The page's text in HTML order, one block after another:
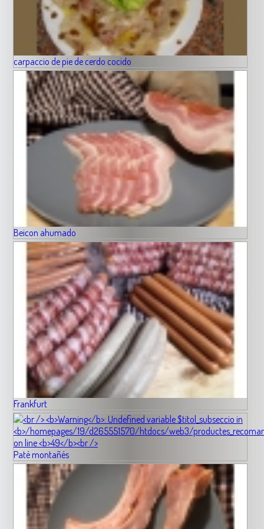
carpaccio de pie de cerdo cocido
Beicon ahumado
Frankfurt
Paté montañés